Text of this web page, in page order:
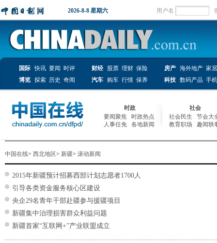
中国在线> 西北地区> 新疆> 滚动新闻
2015年新疆预计招募西部计划志愿者1700人
引导各类资金服务核心区建设
央企29名青年干部赴疆参与援疆项目
新疆集中治理损害群众利益问题
新疆首家“互联网+”产业联盟成立